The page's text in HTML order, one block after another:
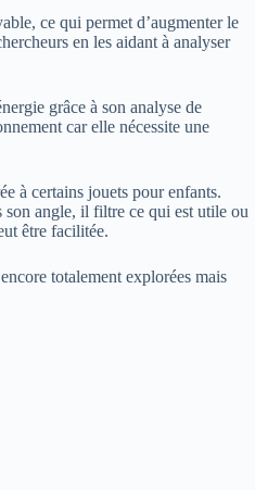
ce qui permet d’augmenter le
en les aidant à analyser
grâce à son analyse de
car elle nécessite une
à certains jouets pour enfants.
son angle, il filtre ce qui est utile ou
être facilitée.
totalement explorées mais